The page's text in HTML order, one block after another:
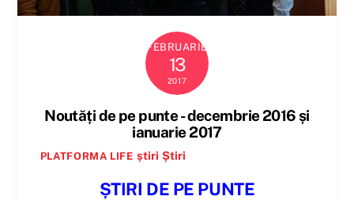
FEBRUARIE
13
2017
Noutăți de pe punte - decembrie 2016 și
ianuarie 2017
PLATFORMA LIFE știri Știri
ȘTIRI DE PE PUNTE